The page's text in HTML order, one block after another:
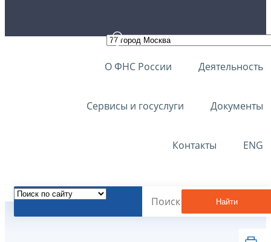
О ФНС России Деятельность
Сервисы и госуслуги Документы
Контакты ENG
Найти